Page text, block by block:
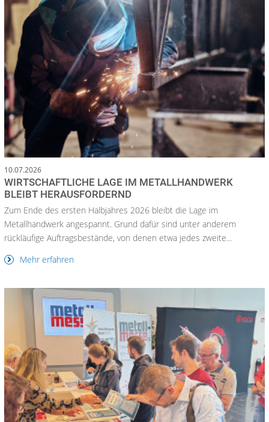
10.07.2026
WIRTSCHAFTLICHE LAGE IM METALLHANDWERK
BLEIBT HERAUSFORDERND
Zum Ende des ersten Halbjahres 2026 bleibt die Lage im
Metallhandwerk angespannt. Grund dafür sind unter anderem
rückläufige Auftragsbestände, von denen etwa jedes zweite...
Mehr erfahren